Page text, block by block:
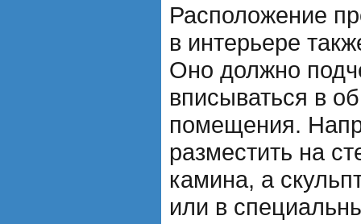
Расположение
в интерьере
Оно должно
вписываться в
помещения.
разместить на
камина, а
или в